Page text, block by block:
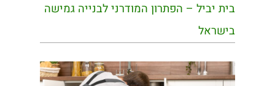
בית יביל – הפתרון המודרני לבנייה גמישה
בישראל